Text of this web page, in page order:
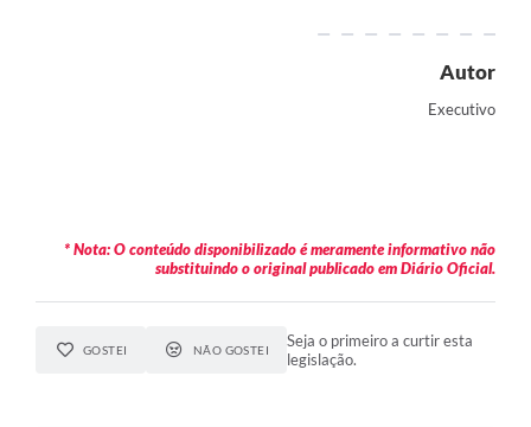
Autor
Executivo
* Nota: O conteúdo disponibilizado é meramente informativo não
substituindo o original publicado em Diário Oficial.
GOSTEI NÃO GOSTEI
Seja o primeiro a curtir esta
legislação.